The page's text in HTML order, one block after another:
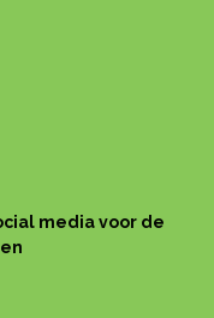
media voor de